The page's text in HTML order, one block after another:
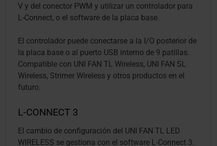
V y del conector PWM y utilizar un controlador para
L-Connect, o el software de la placa base.
El controlador puede conectarse a la I/O posterior de
la placa base o al puerto USB interno de 9 patillas.
Compatible con UNI FAN TL Wireless, UNI FAN SL
Wireless, Strimer Wireless y otros productos en el
futuro.
L-CONNECT 3
El cambio de configuración del UNI FAN TL LED
WIRELESS se gestiona con el software L-Connect 3.